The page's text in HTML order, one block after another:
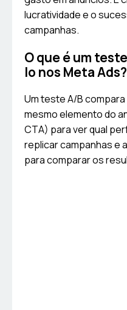
lucratividade e o
campanhas.
O que é um
lo nos Meta Ads?
Um teste A/B
mesmo elemento do
CTA) para ver qual
replicar campanhas e
para comparar os